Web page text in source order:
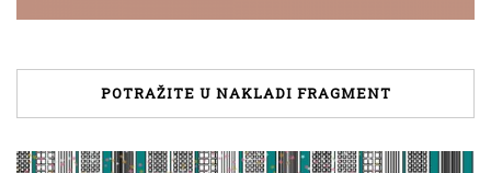
POTRAŽITE U NAKLADI FRAGMENT